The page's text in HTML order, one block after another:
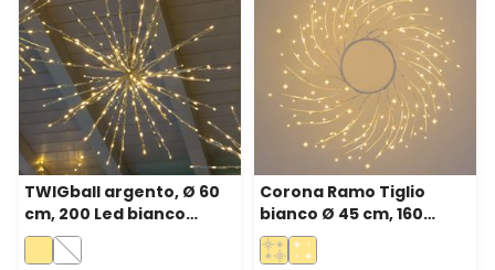
TWIGball argento, Ø 60
cm, 200 Led bianco
caldo
Corona Ramo Tiglio
bianco Ø 45 cm, 160
microled bianco caldo,
uso interno